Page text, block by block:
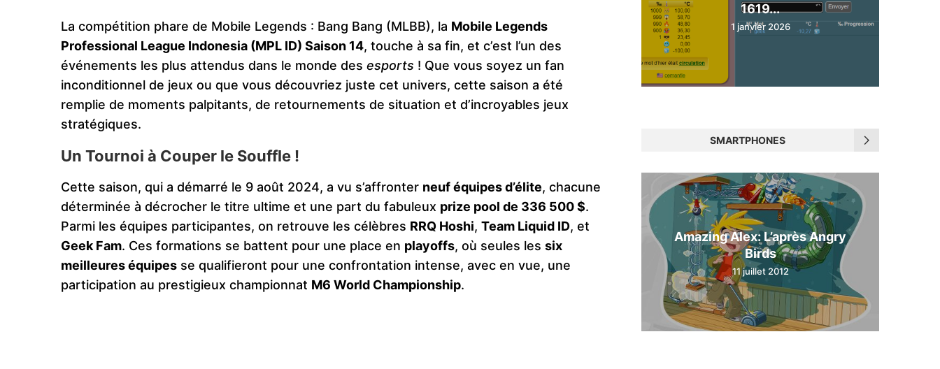
La compétition phare de Mobile Legends : Bang Bang (MLBB), la Mobile Legends
Professional League Indonesia (MPL ID) Saison 14, touche à sa fin, et c’est l’un des
événements les plus attendus dans le monde des esports ! Que vous soyez un fan
inconditionnel de jeux ou que vous découvriez juste cet univers, cette saison a été
remplie de moments palpitants, de retournements de situation et d’incroyables jeux
stratégiques.
Un Tournoi à Couper le Souffle !
Cette saison, qui a démarré le 9 août 2024, a vu s’affronter neuf équipes d’élite, chacune
déterminée à décrocher le titre ultime et une part du fabuleux prize pool de 336 500 $.
Parmi les équipes participantes, on retrouve les célèbres RRQ Hoshi, Team Liquid ID, et
Geek Fam. Ces formations se battent pour une place en playoffs, où seules les six
meilleures équipes se qualifieront pour une confrontation intense, avec en vue, une
participation au prestigieux championnat M6 World Championship​.
1619...
1 janvier 2026
SMARTPHONES
Amazing Alex: L’après Angry
Birds
11 juillet 2012